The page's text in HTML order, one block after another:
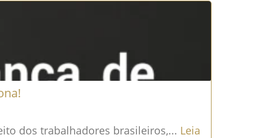
dos trabalhadores brasileiros,... Leia